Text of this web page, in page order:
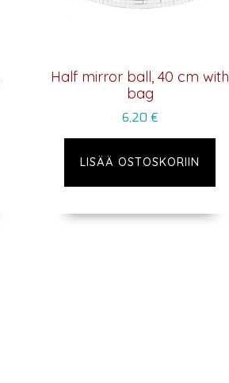
Half mirror ball, 40 cm with
bag
6,20 €
LISÄÄ OSTOSKORIIN